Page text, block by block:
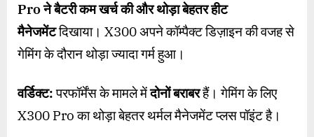
Proने बैटरी कम खर्च की और थोड़ा बेहतर हीट
मैनेजमेंटदिखाया। X300 अपने कॉम्पैक्ट डिज़ाइन की वजह से
गेमिंग के दौरान थोड़ा ज्यादा गर्म हुआ।
वर्डिक्ट:परफॉर्मेंस के मामले मेंदोनों बराबरहैं। गेमिंग के लिए
X300 Pro का थोड़ा बेहतर थर्मल मैनेजमेंट प्लस पॉइंट है।